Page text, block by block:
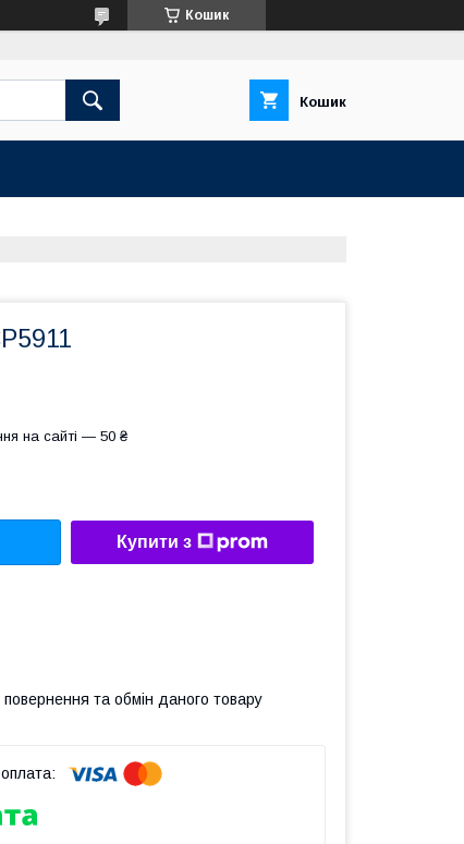
Кошик
Кошик
на сайті — 50 ₴
Купити з
та обмін даного товару